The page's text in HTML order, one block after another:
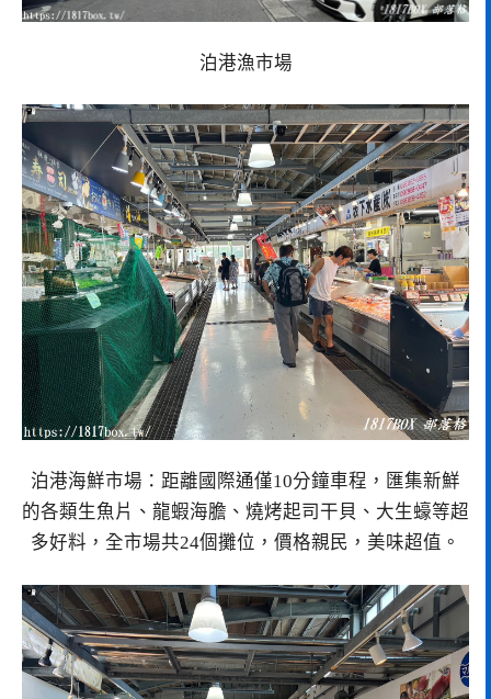
泊港漁市場
泊港海鮮市場：距離國際通僅10分鐘車程，匯集新鮮
的各類生魚片、龍蝦海膽、燒烤起司干貝、大生蠔等超
多好料，全市場共24個攤位，價格親民，美味超值。